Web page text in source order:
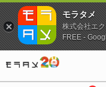
モラタメ
株式会社エ
FREE -